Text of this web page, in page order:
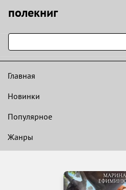
полекниг
Главная
Новинки
Популярное
Жанры